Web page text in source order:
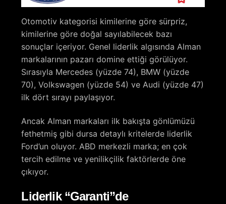
Otomotiv kategorisi kimilerine göre sürpriz,
kimilerine göre doğal sayılabilecek bazı
sonuçlar içeriyor. Genel liderlik algısında Alman
markalarının pazarı domine ettiği görülüyor.
Sırasıyla Mercedes (yüzde 74), BMW (yüzde
70), Volkswagen (yüzde 54) ve Audi (yüzde 47)
ilk dört sırayı paylaşıyor.
Ancak Alman markaları ilk bakışta gönlümüzü
fethetmiş gibi dursa detaylı kritelerde liderlik
Ford’un oluyor. ABD merkezli marka; en çok
tercih edilme ve yenilikçilik faktörlerde öne
çıkıyor.
Liderlik “Garanti”de